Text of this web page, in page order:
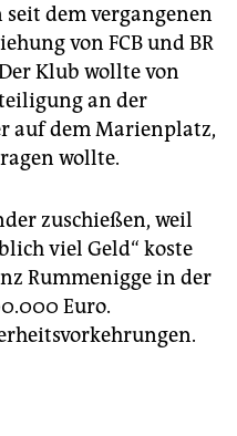
dem vergangenen
von FCB und BR
Klub wollte von
an der
auf dem Marienplatz,
wollte.
zuschießen, weil
viel Geld“ koste
Rummenigge in der
Euro.